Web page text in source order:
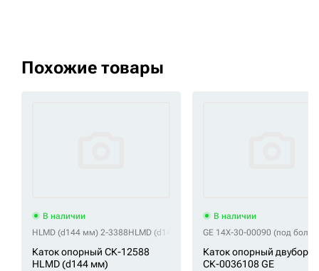
Похожие товары
В наличии
HLMD (d144 мм) 2-3388HLMD (d144 мм) 2-3469HLMD (d144 мм)
Каток опорный СК-12588
HLMD (d144 мм)
В наличии
GE 14X-30-00090 (под болт
Каток опорный
СК-0036108 GE